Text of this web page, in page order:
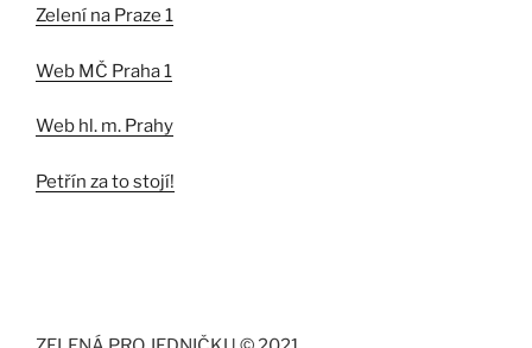
Zelení na Praze 1
Web MČ Praha 1
Web hl. m. Prahy
Petřín za to stojí!